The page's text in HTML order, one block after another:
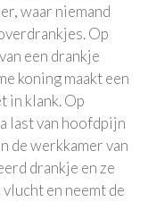
waar niemand
Op
een drankje
koning maakt een
in klank. Op
last van hoofdpijn
de werkkamer van
drankje en ze
en neemt de